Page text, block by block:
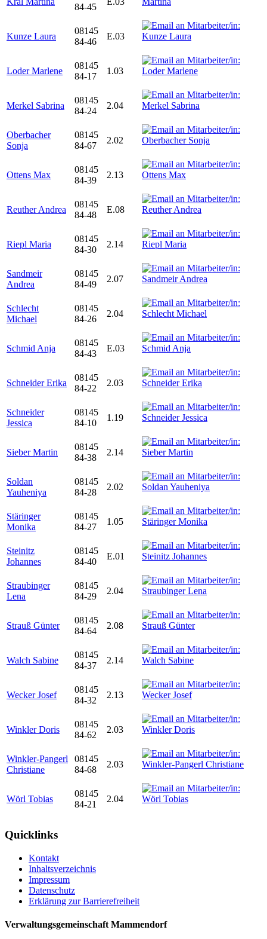
84-45
Kunze Laura
08145
84-46
E.03
Loder Marlene
08145
84-17
1.03
Merkel Sabrina
08145
84-24
2.04
Oberbacher
Sonja
08145
84-67
2.02
Ottens Max
08145
84-39
2.13
Reuther Andrea
08145
84-48
E.08
Riepl Maria
08145
84-30
2.14
Sandmeir
Andrea
08145
84-49
2.07
Schlecht
Michael
08145
84-26
2.04
Schmid Anja
08145
84-43
E.03
Schneider Erika
08145
84-22
2.03
Schneider
Jessica
08145
84-10
1.19
Sieber Martin
08145
84-38
2.14
Soldan
Yauheniya
08145
84-28
2.02
Stäringer
Monika
08145
84-27
1.05
Steinitz
Johannes
08145
84-40
E.01
Straubinger
Lena
08145
84-29
2.04
Strauß Günter
08145
84-64
2.08
Walch Sabine
08145
84-37
2.14
Wecker Josef
08145
84-32
2.13
Winkler Doris
08145
84-62
2.03
Winkler-Pangerl
Christiane
08145
84-68
2.03
Wörl Tobias
08145
84-21
2.04
Quicklinks
Kontakt
Inhaltsverzeichnis
Impressum
Datenschutz
Erklärung zur Barrierefreiheit
Verwaltungsgemeinschaft Mammendorf